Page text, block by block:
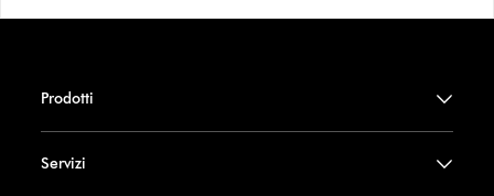
Prodotti
Servizi